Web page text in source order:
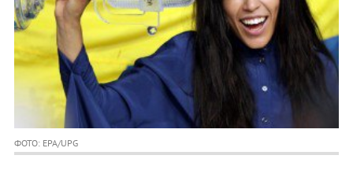
ФОТО: EPA/UPG